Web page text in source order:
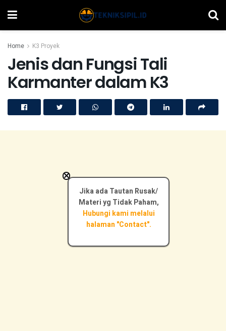
Home K3 Proyek
Jenis dan Fungsi Tali
Karmanter dalam K3
Jika ada Tautan Rusak/
Materi yg Tidak Paham,
Hubungi kami melalui
halaman "Contact".
×